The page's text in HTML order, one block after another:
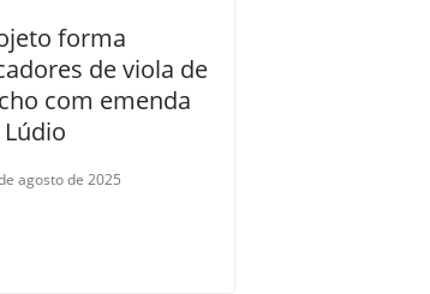
forma
de viola de
com emenda
agosto de 2025